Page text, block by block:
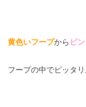
黄色いフープから ピ
フープの中でピッタリ